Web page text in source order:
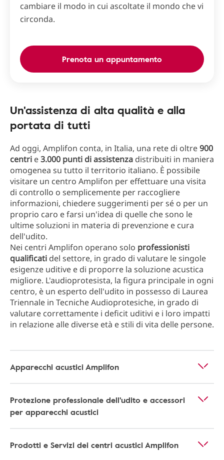
cambiare il modo in cui ascoltate il mondo che vi
circonda.
Prenota un appuntamento
Un'assistenza di alta qualità e alla
portata di tutti
Ad oggi, Amplifon conta, in Italia, una rete di oltre900
centri e3.000 punti di assistenza distribuiti in maniera
omogenea su tutto il territorio italiano. È possibile
visitare un centro Amplifon per effettuare una visita
di controllo o semplicemente per raccogliere
informazioni, chiedere suggerimenti per sé o per un
proprio caro e farsi un'idea di quelle che sono le
ultime soluzioni in materia di prevenzione e cura
dell'udito.
Nei centri Amplifon operano solo professionisti
qualificati del settore, in grado di valutare le singole
esigenze uditive e di proporre la soluzione acustica
migliore. L'audioprotesista, la figura principale in ogni
centro, è un esperto dell'udito in possesso di Laurea
Triennale in Tecniche Audioprotesiche, in grado di
valutare correttamente i deficit uditivi e i loro impatti
in relazione alle diverse età e stili di vita delle persone.
Apparecchi acustici Amplifon
Protezione professionale dell'udito e accessori
per apparecchi acustici
Prodotti e Servizi dei centri acustici Amplifon